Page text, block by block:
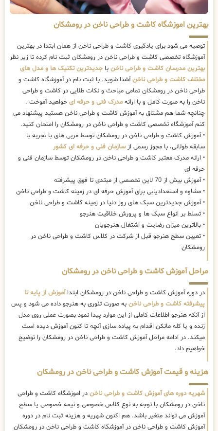
بهترین اموزشگاه کاشت و طراحی ناخن در رومشکان
توصیه می شود برای یادگیری کاشت و طراحی ناخن از همان ابتدا در بهترین
آموزشگاه تخصصی کاشت و طراحی ناخن در رومشکان ثبت نام کرده تا زیر نظر
بهترین مدرسان کاشت و طراحی ناخن با جدیدترین تکنیک ها و مدل های
مختلف کاشت و طراحی ناخنآشنا شوید. با ثبت نام در آموزشگاه کاشت و
طراحی ناخن در رومشکان تمامی مباحث و نکات طلایی در کاشت و طراحی
ناخن را به صورت کامل و با ارائه مدرک فنی و حرفه ای خواهید آموخت .
چنانچه شما هم مشتاق به آموزش کاشت و طراحی ناخن هستید پیشنهاد می
کنم آموزشگاه تخصصی کاشت و طراحی ناخن در رومشکان را امتحان کنید.
• آموزش کاشت و طراحی ناخن در رومشکان توسط مربی های با تجربه با
سابقه طولانی، با مجوز رسمی ازسازمان فنی و حرفه ای کشور
• ارائه مدرک معتبر کاشت و طراحی ناخن در رومشکان توسط سازمان فنی و
حرفه ای
• آموزش بیش از 70 لاین تخصصی از مبتدی تا فوق پیشرفته
• مشاوه و استعدادیابی برای آموزش حرفه ای در زمینه کاشت و طراحی ناخن
• آموزش جدیدترین سبک های روز دنیا در زمینه کاشت و طراحی ناخن
• تسلط بر انواع سبک ها و پرورش خلاقیت هنرجو
• بالاترین میزان رضایت و اشتغال هنرجویان
• تعیین سطح هنرجو قبل از شرکت در کلاس کاشت و طراحی ناخن در
رومشکان
مراحل آموزش کاشت و طراحی ناخن در رومشکان
در دوره آموزش کاشت و طراحی ناخن در رومشکان ابتداآموزش از پایه تا
پیشرفته کاشت و طراحی ناخن به صورت تئوری به هنرجو داده می شود و پس
از آنکه هنرجو اطلاعات کاملی از این موارد پیدا نمود بصورت عملی روی مدل
زنده و یا کله مانکن اقدام به پیاده سازی آنچه تا کنون آموزش دیده است
میکند. در ادامه مراحل آموزش کاشت و طراحی ناخن در رومشکان را توضیح
خواهیم داد.
هزینه و قیمت آموزش کاشت و طراحی ناخن در رومشکان
شهریه دوره های آموزش کاشت و طراحی ناخن در اموزشگاه کاشت و طراحی
ناخن در رومشکان با توجه به نوع کلاس خصوصی و نیمه خصوصی یا سطح
آموزش می تواند متغیر باشد. هم اکنون شهریه و هزینه ثبت نام در دوره
آموزش کاشت و طراحی ناخن در آموزشگاه کاشت و طراحی ناخن در رومشکان